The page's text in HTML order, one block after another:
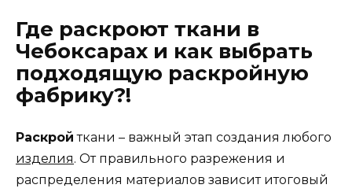
Где раскроют ткани в
Чебоксарах и как выбрать
подходящую раскройную
фабрику?!
Раскрой ткани – важный этап создания любого
изделия. От правильного разрежения и
распределения материалов зависит итоговый